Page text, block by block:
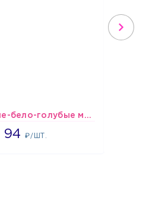
шары Сине-бело-голубые металлик
94₽/ШТ.
1697